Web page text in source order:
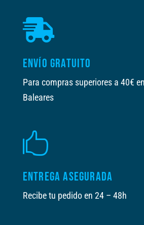

ENVÍO GRATUITO
Para compras superiores a 40€
Baleares

ENTREGA ASEGURADA
Recibe tu pedido en 24 – 48h